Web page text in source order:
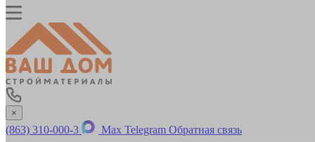
×
(863) 310-000-3 Max Telegram Обратная связь